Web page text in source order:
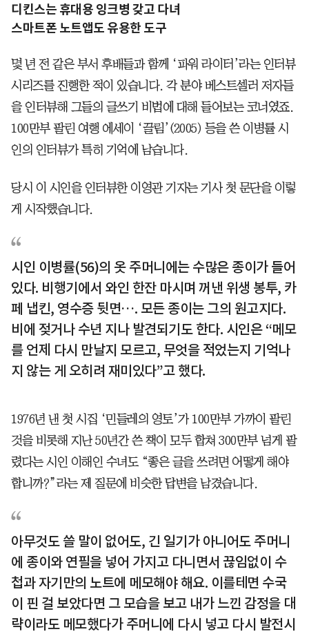
디킨스는 휴대용 잉크병 갖고 다녀
스마트폰 노트앱도 유용한 도구
몇 년 전 같은 부서 후배들과 함께 ‘파워 라이터’라는 인터뷰
시리즈를 진행한 적이 있습니다. 각 분야 베스트셀러 저자들
을 인터뷰해 그들의 글쓰기 비법에 대해 들어보는 코너였죠.
100만부 팔린 여행 에세이 ‘끌림’(2005) 등을 쓴 이병률 시
인의 인터뷰가 특히 기억에 남습니다.
당시 이 시인을 인터뷰한 이영관 기자는 기사 첫 문단을 이렇
게 시작했습니다.
시인 이병률(56)의 옷 주머니에는 수많은 종이가 들어
있다. 비행기에서 와인 한잔 마시며 꺼낸 위생 봉투, 카
페 냅킨, 영수증 뒷면…. 모든 종이는 그의 원고지다.
비에 젖거나 수년 지나 발견되기도 한다. 시인은 “메모
를 언제 다시 만날지 모르고, 무엇을 적었는지 기억나
지 않는 게 오히려 재미있다”고 했다.
1976년 낸 첫 시집 ‘민들레의 영토’가 100만부 가까이 팔린
것을 비롯해 지난 50년간 쓴 책이 모두 합쳐 300만부 넘게 팔
렸다는 시인 이해인 수녀도 “좋은 글을 쓰려면 어떻게 해야
합니까?”라는 제 질문에 비슷한 답변을 남겼습니다.
아무것도 쓸 말이 없어도, 긴 일기가 아니어도 주머니
에 종이와 연필을 넣어 가지고 다니면서 끊임없이 수
첩과 자기만의 노트에 메모해야 해요. 이를테면 수국
이 핀 걸 보았다면 그 모습을 보고 내가 느낀 감정을 대
략이라도 메모했다가 주머니에 다시 넣고 다시 발전시